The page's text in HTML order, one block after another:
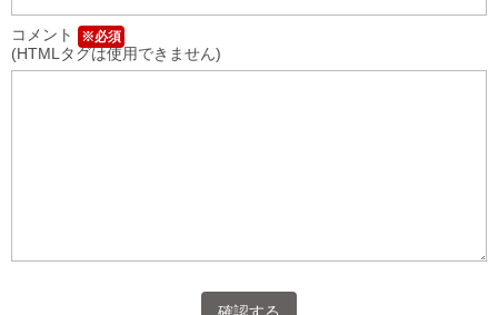
コメント ※必須
(HTMLタグは使用できません)